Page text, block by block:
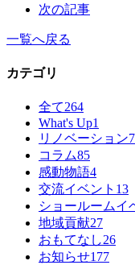
次の記事
一覧へ戻る
カテゴリ
全て264
What's Up1
リノベーション
コラム85
感動物語4
交流イベント 13
ショールームイ
地域貢献27
おもてなし26
お知らせ177